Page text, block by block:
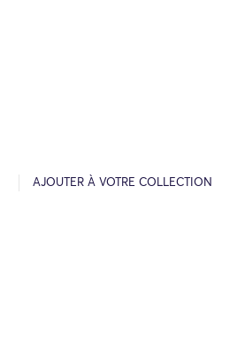
AJOUTER À VOTRE COLLECTION